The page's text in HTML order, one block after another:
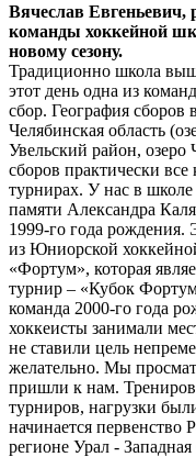
Вячеслав Евгеньевич,
команды хоккейной
новому сезону.
Традиционно школа
этот день одна из
сбор. География сборов
Челябинская область
Увельский район, озеро
сборов практически
турнирах. У нас в
памяти Александра
1999-го года рождения.
из Юниорской
«Фортум», которая
турнир – «Кубок
команда 2000-го года
хоккеисты занимали
не ставили цель
желательно. Мы
пришли к нам.
турниров, нагрузки
начинается первенство
регионе Урал -